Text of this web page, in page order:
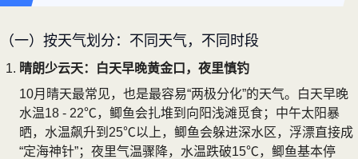
（一）按天气划分：不同天气，不同时段
晴朗少云天：白天早晚黄金口，夜里慎钓
10月晴天最常见，也是最容易“两极分化”的天气。白天早晚
水温18 - 22℃，鲫鱼会扎堆到向阳浅滩觅食；中午太阳暴
晒，水温飙升到25℃以上，鲫鱼会躲进深水区，浮漂直接成
“定海神针”；夜里气温骤降，水温跌破15℃，鲫鱼基本停